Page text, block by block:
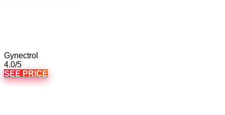
Gynectrol
4.0/5
SEE PRICE